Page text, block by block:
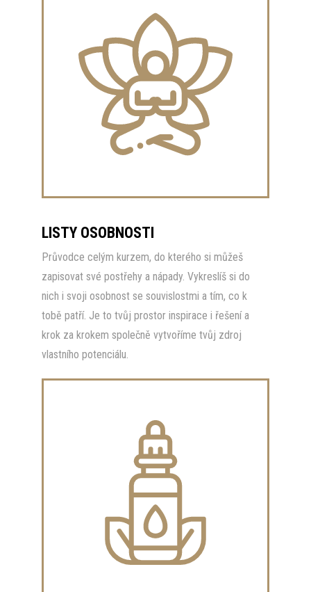
LISTY OSOBNOSTI
Průvodce celým kurzem, do kterého si můžeš
zapisovat své postřehy a nápady. Vykreslíš si do
nich i svoji osobnost se souvislostmi a tím, co k
tobě patří. Je to tvůj prostor inspirace i řešení a
krok za krokem společně vytvoříme tvůj zdroj
vlastního potenciálu.